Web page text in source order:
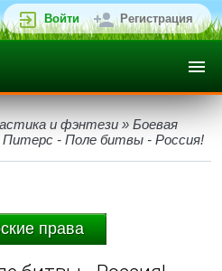
Войти Регистрация
и фэнтези » Боевая
- Поле битвы - Россия!
права